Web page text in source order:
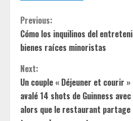
C
o
n
t
i
Previous:
Cómo los inquilinos del
bienes raíces minoristas
Next:
Un couple « Déjeuner et courir
avalé 14 shots de Guinness
alors que le restaurant partage